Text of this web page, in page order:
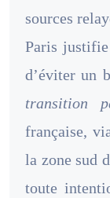
sources
Paris justifie
d’éviter un
transition
française,
la zone sud
toute